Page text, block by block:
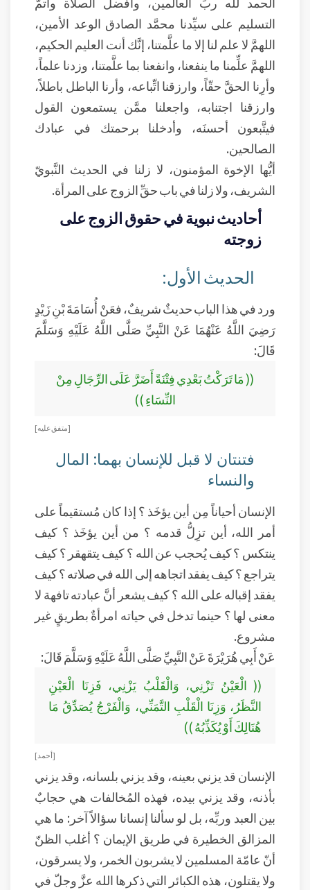
التسليم على سيِّدنا محمَّد الصادق الوعد الأمين،
اللهمَّ لا علم لنا إلا ما علَّمتنا، إنَّك أنت العليم الحكيم،
اللهمَّ علِّمنا ما ينفعنا، وانفعنا بما علَّمتنا، وزدنا علماً،
وأرِنا الحقَّ حقّاً، وارزقنا اتِّباعه، وأرنا الباطل باطلاً،
وارزقنا اجتنابه، واجعلنا ممَّن يستمعون القول
فيتَّبعون أحسنَه، وأدخلنا برحمتك في عبادك
الصالحين.
أيُّها الإخوة المؤمنون، لا زلنا في الحديث النَّبويّ
الشريف، ولا زلنا في باب حقِّ الزوج على المرأة.
أحاديث نبوية في حقوق الزوج على
زوجته
الحديث الأول:
ورد في هذا الباب حديثٌ شريفٌ، فعَنْ أُسَامَةَ بْنِ زَيْدٍ
رَضِيَ اللَّهُ عَنْهُمَا عَنْ النَّبِيِّ صَلَّى اللَّهُ عَلَيْهِ وَسَلَّمَ
قَالَ:
(( مَا تَرَكْتُ بَعْدِي فِتْنَةً أَضَرَّ عَلَى الرِّجَالِ مِنْ
النِّسَاءِ ))
[ متفق عليه ]
فتنتان لا قبل للإنسان بهما: المال
والنساء
الإنسان أحياناً مِن أين يؤخَذ ؟ إذا كان مُستقيماً على
أمر الله، أين تزِلُّ قدمه ؟ من أين يؤخَذ ؟ كيف
ينتكس ؟ كيف يُحجب عن الله ؟ كيف يتقهقر ؟ كيف
يتراجع ؟ كيف يفقد اتجاهه إلى الله في صلاته ؟ كيف
يفقد إقباله على الله ؟ كيف يشعر أنَّ عبادته تافهة لا
معنى لها ؟ حينما تدخل في حياته امرأةٌ بطريقٍ غير
مشروع.
عَنْ أَبِي هُرَيْرَةَ عَنْ النَّبِيِّ صَلَّى اللَّهُ عَلَيْهِ وَسَلَّمَ قَالَ:
(( الْعَيْنُ تَزْنِي، وَالْقَلْبُ يَزْنِي، فَزِنَا الْعَيْنِ
النَّظَرُ، وَزِنَا الْقَلْبِ التَّمَنِّي، وَالْفَرْجُ يُصَدِّقُ مَا
هُنَالِكَ أَوْ يُكَذِّبُهُ ))
[ أحمد ]
الإنسان قد يزني بعينه، وقد يزني بلسانه، وقد يزني
بأذنه، وقد يزني بيده، فهذه المُخالفات هي حجابٌ
بين العبد وربِّه، بل لو سألنا إنسانا سؤالاً آخر: ما هي
المزالق الخطيرة في طريق الإيمان ؟ أغلب الظنّ
أنّ عامّة المسلمين لا يشربون الخمر، ولا يسرقون،
ولا يقتلون، هذه الكبائر التي ذكرها الله عزَّ وجلّ في